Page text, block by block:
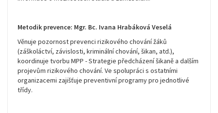
Metodik prevence: Mgr. Bc. Ivana Hrabáková Veselá
Věnuje pozornost prevenci rizikového chování žáků
(záškoláctví, závislosti, kriminální chování, šikan, atd.),
koordinuje tvorbu MPP - Strategie předcházení šikaně a dalším
projevům rizikového chování. Ve spolupráci s ostatními
organizacemi zajišťuje preventivní programy pro jednotlivé
třídy.